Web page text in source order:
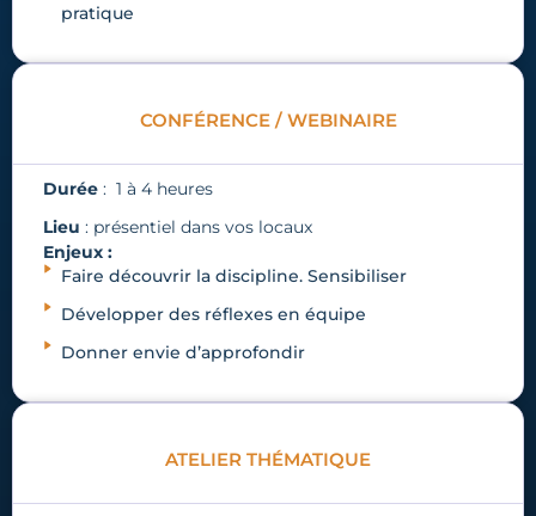
pratique
CONFÉRENCE / WEBINAIRE
Durée : 1 à 4 heures
Lieu : présentiel dans vos locaux
Enjeux :
Faire découvrir la discipline. Sensibiliser
Développer des réflexes en équipe
Donner envie d’approfondir
ATELIER THÉMATIQUE